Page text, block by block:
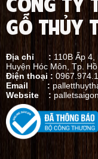
GỖ THỦY
Địa chỉ : 110B Ấp
Huyện Hóc Môn, Tp.
Điện thoại :
Email :
Website :